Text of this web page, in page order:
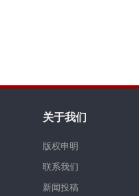
关于我们
版权申明
联系我们
新闻投稿